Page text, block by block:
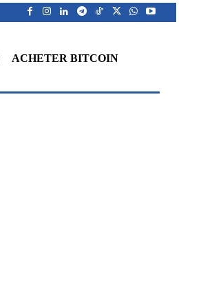
ACHETER BITCOIN